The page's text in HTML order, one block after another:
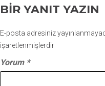
BIR YANIT YAZIN
E-posta adresiniz
işaretlenmişlerdir
Yorum *